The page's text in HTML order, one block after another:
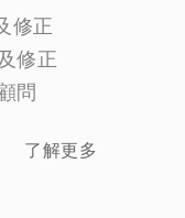
修正
修正
問
了解更多